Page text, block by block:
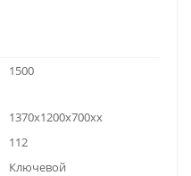
1500
1370x1200x700хх
112
Ключевой